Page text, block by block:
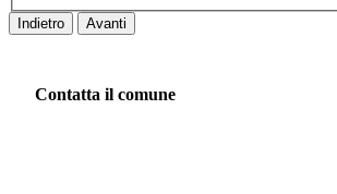
Indietro Avanti
Contatta il comune